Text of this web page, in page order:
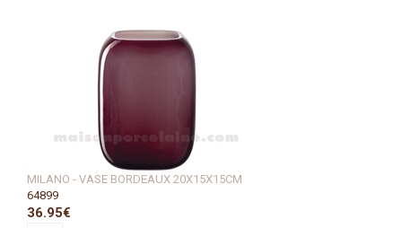
MILANO - VASE BORDEAUX 20X15X15CM
64899
36.95€